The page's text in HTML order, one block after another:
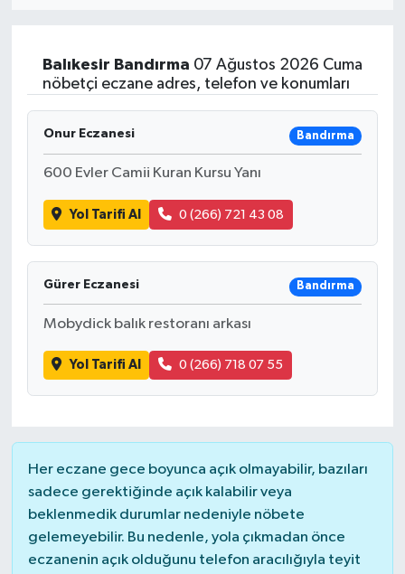
Balıkesir Bandırma 07 Ağustos 2026 Cuma
nöbetçi eczane adres, telefon ve konumları
Onur Eczanesi Bandırma
600 Evler Camii Kuran Kursu Yanı
Yol Tarifi Al 0 (266) 721 43 08
Gürer Eczanesi Bandırma
Mobydick balık restoranı arkası
Yol Tarifi Al 0 (266) 718 07 55
Her eczane gece boyunca açık olmayabilir, bazıları
sadece gerektiğinde açık kalabilir veya
beklenmedik durumlar nedeniyle nöbete
gelemeyebilir. Bu nedenle, yola çıkmadan önce
eczanenin açık olduğunu telefon aracılığıyla teyit
ÖZEL HABER
SAĞLIK
SİYASET
SOSYAL YARDIMLAR
SPONSORLU YAZI
SPOR
TEKNOLOJİ
YAŞAM